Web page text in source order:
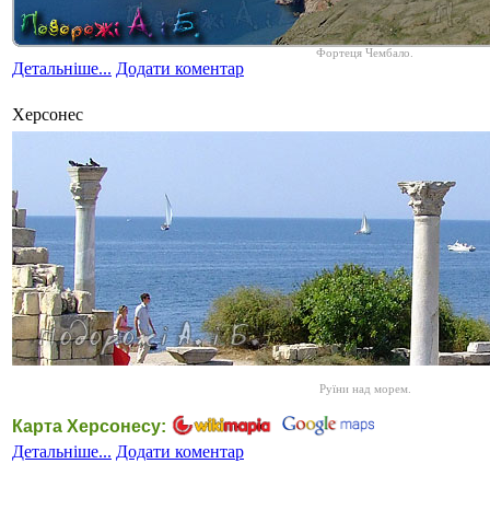
Фортеця Чембало.
Детальніше... Додати коментар
Херсонес
Руїни над морем.
Карта Херсонесу:
Детальніше... Додати коментар